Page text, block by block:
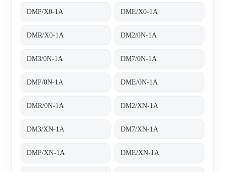
DMP/X0-1A DME/X0-1A
DMR/X0-1A DM2/0N-1A
DM3/0N-1A DM7/0N-1A
DMP/0N-1A DME/0N-1A
DMR/0N-1A DM2/XN-1A
DM3/XN-1A DM7/XN-1A
DMP/XN-1A DME/XN-1A